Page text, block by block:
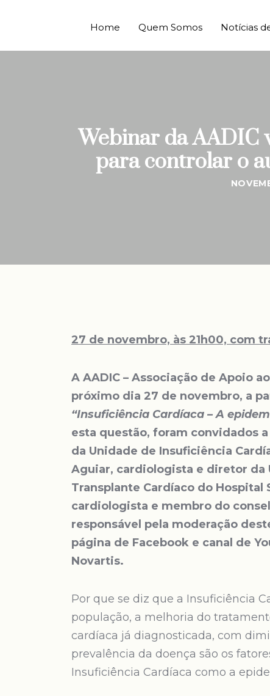
Home Quem Somos Notícias
Webinar da AADIC
para controlar o
27 de novembro, às 21h00, com
A AADIC – Associação de Apoio
próximo dia 27 de novembro, a
“Insuficiência Cardíaca – A
esta questão, foram convidados
da Unidade de Insuficiência
Aguiar, cardiologista e diretor da
Transplante Cardíaco do Hospital
cardiologista e membro do
responsável pela moderação
página de Facebook e canal de
Novartis.
Por que se diz que a Insuficiência
população, a melhoria do
cardíaca já diagnosticada, com
prevalência da doença são os
Insuficiência Cardíaca como a